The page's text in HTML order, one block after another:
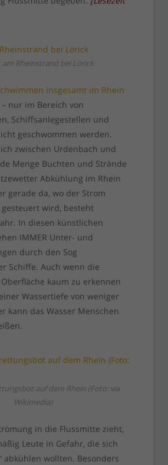
am Rheinstrand bei Lörick
insgesamt im Rhein
– nur im Bereich von
Schiffsanlegestellen und
geschwommen werden.
zwischen Urdenbach und
Menge Buchten und Strände
Abkühlung im Rhein
gerade da, wo der Strom
wird, besteht
In diesen künstlichen
IMMER Unter- und
durch den Sog
Schiffe. Auch wenn die
kaum zu erkennen
Wassertiefe von weniger
kann das Wasser Menschen
auf dem Rhein (Foto: via
Wikimedia)
in die Flussmitte zieht,
Leute in Gefahr, die sich
abkühlen wollten. Besonders